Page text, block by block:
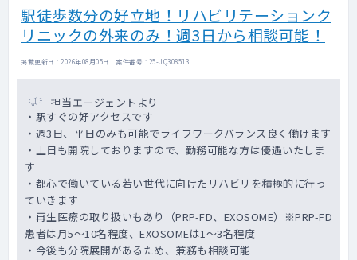
駅徒歩数分の好立地！リハビリテーションク
リニックの外来のみ！週3日から相談可能！
掲載更新日 : 2026年08月05日 案件番号 : 25-JQ308513
担当エージェントより
・駅すぐの好アクセスです
・週3日、平日のみも可能でライフワークバランス良く働けます
・土日も開院しておりますので、勤務可能な方は優遇いたしま
す
・都心で働いている若い世代に向けたリハビリを積極的に行っ
ていきます
・再生医療の取り扱いもあり（PRP-FD、EXOSOME）※PRP-FD
患者は月5～10名程度、EXOSOMEは1～3名程度
・今後も分院展開があるため、兼務も相談可能